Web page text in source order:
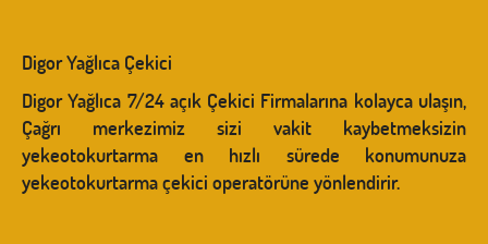
Digor Yağlıca Çekici
Digor Yağlıca 7/24 açık Çekici Firmalarına kolayca ulaşın,
Çağrı merkezimiz sizi vakit kaybetmeksizin
yekeotokurtarma en hızlı sürede konumunuza
yekeotokurtarma çekici operatörüne yönlendirir.